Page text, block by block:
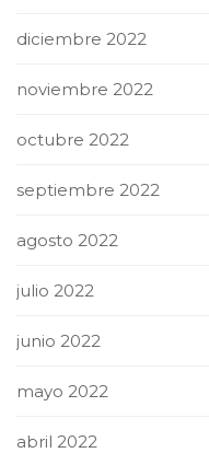
diciembre 2022
noviembre 2022
octubre 2022
septiembre 2022
agosto 2022
julio 2022
junio 2022
mayo 2022
abril 2022